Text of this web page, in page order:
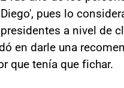
pues lo
a nivel de
en darle una
que tenía que fichar.